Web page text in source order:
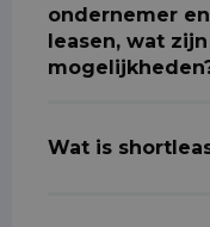
ondernemer
leasen, wat
Wat is